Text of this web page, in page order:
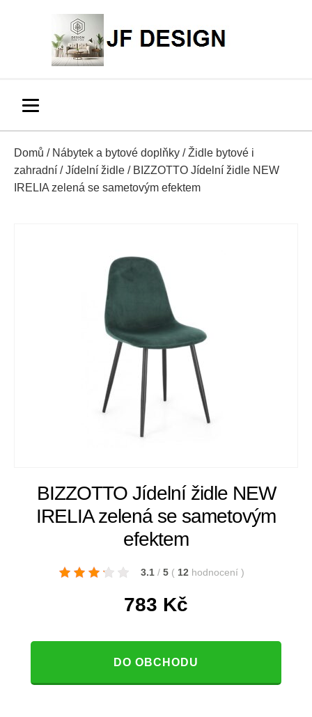
Domů / Nábytek a bytové doplňky /Židle bytové i
zahradní /Jídelní židle / BIZZOTTO Jídelní židle NEW
IRELIA zelená se sametovým efektem
BIZZOTTO Jídelní židle NEW
IRELIA zelená se sametovým
efektem
3.1 / 5 ( 12 hodnocení )
783 Kč
DO OBCHODU